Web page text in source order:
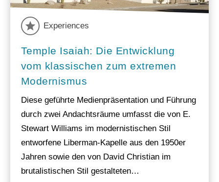
Experiences
Temple Isaiah: Die Entwicklung
vom klassischen zum extremen
Modernismus
Diese geführte Medienpräsentation und Führung
durch zwei Andachtsräume umfasst die von E.
Stewart Williams im modernistischen Stil
entworfene Liberman-Kapelle aus den 1950er
Jahren sowie den von David Christian im
brutalistischen Stil gestalteten…